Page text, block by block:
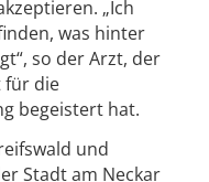
„Ich
was hinter
so der Arzt, der
für die
begeistert hat.
und
Stadt am Neckar